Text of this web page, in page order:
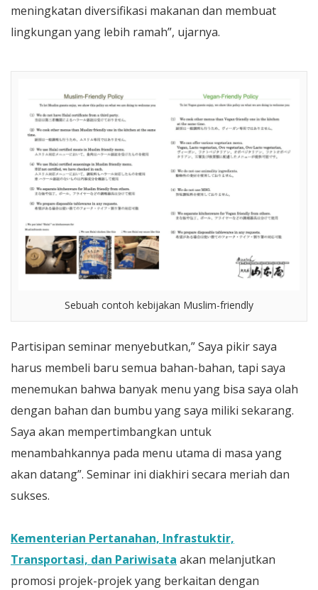
meningkatan diversifikasi makanan dan membuat
lingkungan yang lebih ramah”, ujarnya.
Sebuah contoh kebijakan Muslim-friendly
Partisipan seminar menyebutkan,” Saya pikir saya
harus membeli baru semua bahan-bahan, tapi saya
menemukan bahwa banyak menu yang bisa saya olah
dengan bahan dan bumbu yang saya miliki sekarang.
Saya akan mempertimbangkan untuk
menambahkannya pada menu utama di masa yang
akan datang”. Seminar ini diakhiri secara meriah dan
sukses.
Kementerian Pertanahan, Infrastuktir,
Transportasi, dan Pariwisata akan melanjutkan
promosi projek-projek yang berkaitan dengan